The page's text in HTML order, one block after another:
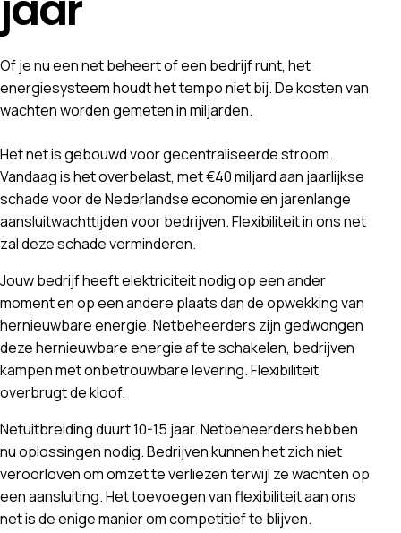
Of je nu een net beheert of een bedrijf runt, het
energiesysteem houdt het tempo niet bij. De kosten van
wachten worden gemeten in miljarden.
Het net is gebouwd voor gecentraliseerde stroom.
Vandaag is het overbelast, met €40 miljard aan jaarlijkse
schade voor de Nederlandse economie en jarenlange
aansluitwachttijden voor bedrijven. Flexibiliteit in ons net
zal deze schade verminderen.
Jouw bedrijf heeft elektriciteit nodig op een ander
moment en op een andere plaats dan de opwekking van
hernieuwbare energie. Netbeheerders zijn gedwongen
deze hernieuwbare energie af te schakelen, bedrijven
kampen met onbetrouwbare levering. Flexibiliteit
overbrugt de kloof.
Netuitbreiding duurt 10-15 jaar. Netbeheerders hebben
nu oplossingen nodig. Bedrijven kunnen het zich niet
veroorloven om omzet te verliezen terwijl ze wachten op
een aansluiting. Het toevoegen van flexibiliteit aan ons
net is de enige manier om competitief te blijven.